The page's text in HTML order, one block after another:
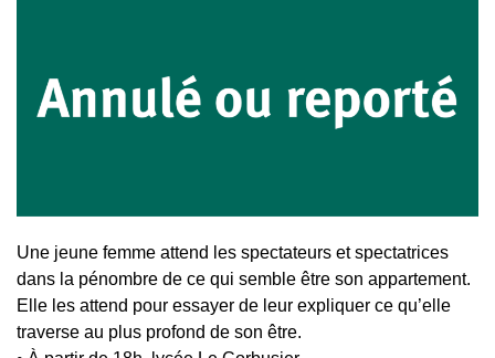
Une jeune femme attend les spectateurs et spectatrices
dans la pénombre de ce qui semble être son appartement.
Elle les attend pour essayer de leur expliquer ce qu’elle
traverse au plus profond de son être.